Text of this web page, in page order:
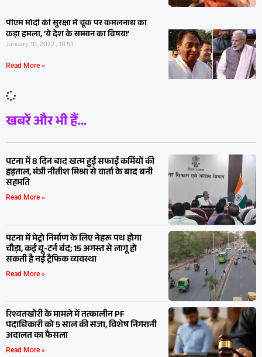
पीएम मोदी की सुरक्षा में चूक पर कमलनाथ का
कड़ा हमला, ‘ये देश के सम्मान का विषय!’
January 10, 2022 , 18:53
Read More »
खबरें और भी हैं...
पटना में 8 दिन बाद खत्म हुई सफाई कर्मियों की
हड़ताल, मंत्री नीतीश मिश्रा से वार्ता के बाद बनी
सहमति
Read More »
पटना में मेट्रो निर्माण के लिए नेहरू पथ होगा
चौड़ा, कई यू-टर्न बंद; 15 अगस्त से लागू हो
सकती है नई ट्रैफिक व्यवस्था
Read More »
रिश्वतखोरी के मामले में तत्कालीन PF
पदाधिकारी को 5 साल की सजा, विशेष निगरानी
अदालत का फैसला
Read More »